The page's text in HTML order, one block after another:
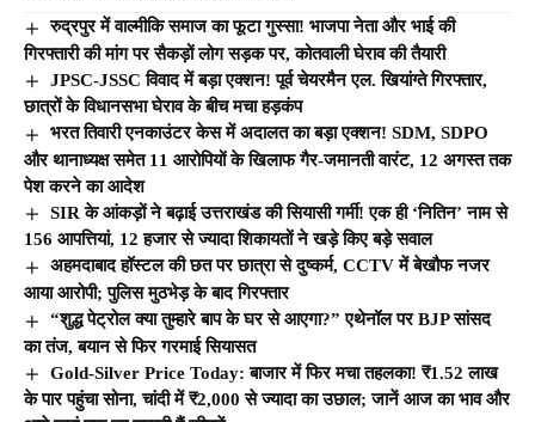
रुद्रपुर में वाल्मीकि समाज का फूटा गुस्सा! भाजपा नेता और भाई की
गिरफ्तारी की मांग पर सैकड़ों लोग सड़क पर, कोतवाली घेराव की तैयारी
JPSC-JSSC विवाद में बड़ा एक्शन! पूर्व चेयरमैन एल. खियांग्ते गिरफ्तार,
छात्रों के विधानसभा घेराव के बीच मचा हड़कंप
भरत तिवारी एनकाउंटर केस में अदालत का बड़ा एक्शन! SDM, SDPO
और थानाध्यक्ष समेत 11 आरोपियों के खिलाफ गैर-जमानती वारंट, 12 अगस्त तक
पेश करने का आदेश
SIR के आंकड़ों ने बढ़ाई उत्तराखंड की सियासी गर्मी! एक ही ‘नितिन’ नाम से
156 आपत्तियां, 12 हजार से ज्यादा शिकायतों ने खड़े किए बड़े सवाल
अहमदाबाद हॉस्टल की छत पर छात्रा से दुष्कर्म, CCTV में बेखौफ नजर
आया आरोपी; पुलिस मुठभेड़ के बाद गिरफ्तार
“शुद्ध पेट्रोल क्या तुम्हारे बाप के घर से आएगा?” एथेनॉल पर BJP सांसद
का तंज, बयान से फिर गरमाई सियासत
Gold-Silver Price Today: बाजार में फिर मचा तहलका! ₹1.52 लाख
के पार पहुंचा सोना, चांदी में ₹2,000 से ज्यादा का उछाल; जानें आज का भाव और